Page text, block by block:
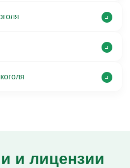
и лицензии